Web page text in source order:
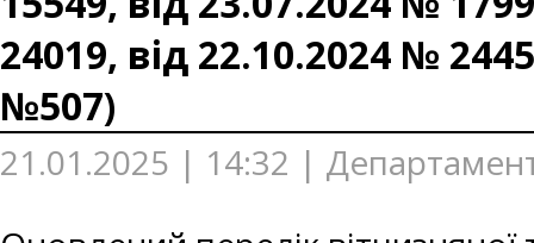
24019, від 22.10.2024 №
№507)
21.01.2025 | 14:32 |